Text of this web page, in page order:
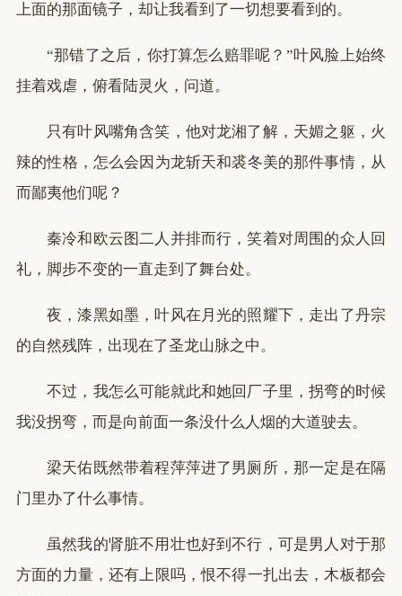
上面的那面镜子，却让我看到了一切想要看到的。
“那错了之后，你打算怎么赔罪呢？”叶风脸上始终
挂着戏虐，俯看陆灵火，问道。
只有叶风嘴角含笑，他对龙湘了解，天媚之躯，火
辣的性格，怎么会因为龙斩天和裘冬美的那件事情，从
而鄙夷他们呢？
秦冷和欧云图二人并排而行，笑着对周围的众人回
礼，脚步不变的一直走到了舞台处。
夜，漆黑如墨，叶风在月光的照耀下，走出了丹宗
的自然残阵，出现在了圣龙山脉之中。
不过，我怎么可能就此和她回厂子里，拐弯的时候
我没拐弯，而是向前面一条没什么人烟的大道驶去。
梁天佑既然带着程萍萍进了男厕所，那一定是在隔
门里办了什么事情。
虽然我的肾脏不用壮也好到不行，可是男人对于那
方面的力量，还有上限吗，恨不得一扎出去，木板都会